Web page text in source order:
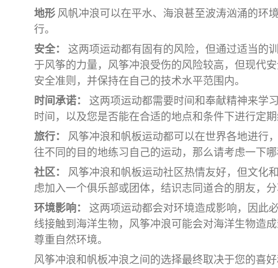
地形 风帆冲浪可以在平水、海浪甚至波涛汹涌的环
行。
安全：
这两项运动都有固有的风险，但通过适当的
于风筝的力量，风筝冲浪受伤的风险较高，但现代
安全准则，并保持在自己的技术水平范围内。
时间承诺：
这两项运动都需要时间和奉献精神来学
时间，以及您是否能在合适的地点和条件下进行定期
旅行：
风筝冲浪和帆板运动都可以在世界各地进行
往不同的目的地练习自己的运动，那么请考虑一下
社区：
风筝冲浪和帆板运动社区热情友好，但文化
虑加入一个俱乐部或团体，结识志同道合的朋友，分
环境影响：
这两项运动都会对环境造成影响，因此
线接触到海洋生物，风筝冲浪可能会对海洋生物造
尊重自然环境。
风筝冲浪和帆板冲浪之间的选择最终取决于您的喜